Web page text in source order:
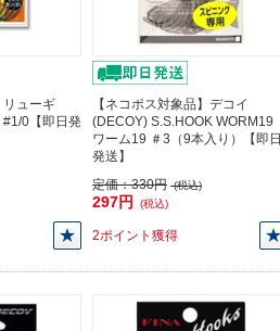
リューギ
0【即日発
【ネコポス対象品】デコイ
(DECOY) S.S.HOOK WORM19
ワーム19 ＃3（9本入り）【即日
発送】
定価：330円 (税込)
297円 (税込)
2ポイント獲得